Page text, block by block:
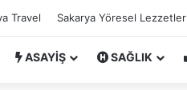
Travel Sakarya Yöresel Lezzetler
ASAYİŞ SAĞLIK